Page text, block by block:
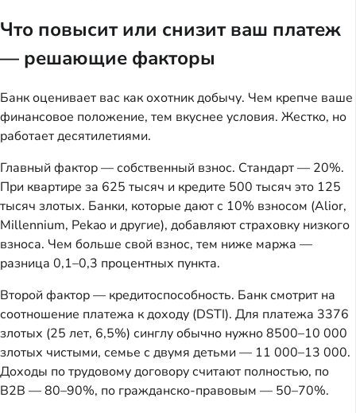
Что повысит или снизит ваш платеж
— решающие факторы
Банк оценивает вас как охотник добычу. Чем крепче ваше
финансовое положение, тем вкуснее условия. Жестко, но
работает десятилетиями.
Главный фактор — собственный взнос. Стандарт — 20%.
При квартире за 625 тысяч и кредите 500 тысяч это 125
тысяч злотых. Банки, которые дают с 10% взносом (Alior,
Millennium, Pekao и другие), добавляют страховку низкого
взноса. Чем больше свой взнос, тем ниже маржа —
разница 0,1–0,3 процентных пункта.
Второй фактор — кредитоспособность. Банк смотрит на
соотношение платежа к доходу (DSTI). Для платежа 3376
злотых (25 лет, 6,5%) синглу обычно нужно 8500–10 000
злотых чистыми, семье с двумя детьми — 11 000–13 000.
Доходы по трудовому договору считают полностью, по
B2B — 80–90%, по гражданско-правовым — 50–70%.